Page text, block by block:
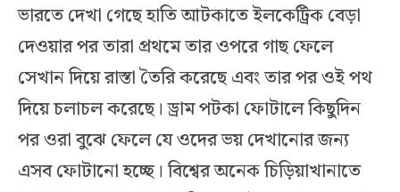
ভারতে দেখা গেছে হাতি আটকাতে ইলকেট্রিক বেড়া
দেওয়ার পর তারা প্রথমে তার ওপরে গাছ ফেলে
সেখান দিয়ে রাস্তা তৈরি করেছে এবং তার পর ওই পথ
দিয়ে চলাচল করেছে। ড্রাম পটকা ফোটালে কিছুদিন
পর ওরা বুঝে ফেলে যে ওদের ভয় দেখানোর জন্য
এসব ফোটানো হচ্ছে। বিশ্বের অনেক চিড়িয়াখানাতে